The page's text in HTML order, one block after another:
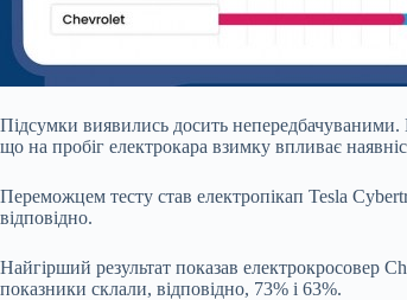
Підсумки виявились досить
що на пробіг електрокара взимку впливає
Переможцем тесту став електропікап Tesla
відповідно.
Найгірший результат показав електрокросовер
показники склали, відповідно, 73% і 63%.